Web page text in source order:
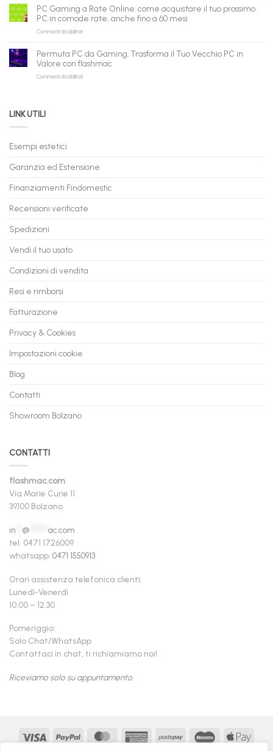
può
fare
shopping
qui
B2B
flashmac
per
rivenditori
Gaming
in
Pronta
Consegna
Nuovi
Ricondizionati,
Spedizione
PC Gaming a Rate Online: come acquistare il tuo prossimo
PC in comode rate, anche fino a 60 mesi
Commenti disabilitatisu
Gaming
a
Rate
Online:
anche
a
Permuta PC da Gaming: Trasforma il Tuo Vecchio PC in
Valore con flashmac
Commenti disabilitatisu
in
con
LINK UTILI
Esempi estetici
Garanzia ed Estensione
Finanziamenti Findomestic
Recensioni verificate
Spedizioni
Vendi il tuo usato
Condizioni di vendita
Resi e rimborsi
Fatturazione
Privacy & Cookies
Impostazioni cookie
Blog
Contatti
Showroom Bolzano
CONTATTI
flashmac.com
Via Marie Curie 11
39100 Bolzano
in @
ac.com
tel. 0471 1726009
whatsapp: 0471 1550913
Orari assistenza telefonica clienti:
Lunedì-Venerdì
10.00 – 12.30
Pomeriggio:
Solo Chat/WhatsApp
Contattaci in chat, ti richiamiamo noi!
Riceviamo solo su appuntamento.
Visa PayPal MasterCardAmericanPostepay Maestro